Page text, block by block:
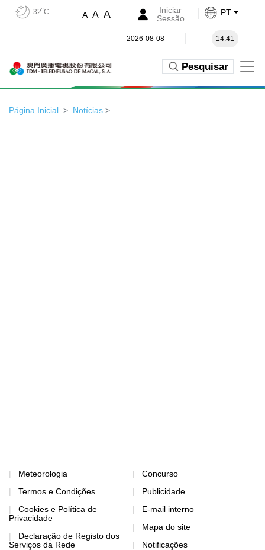
32˚C A A A
Iniciar
Sessão
PT
2026-08-08 14:41
Pesquisar
Página Inicial Notícias >
Meteorologia
Termos e Condições
Cookies e Política de
Privacidade
Declaração de Registo dos
Serviços da Rede
Concurso
Publicidade
E-mail interno
Mapa do site
Notificações